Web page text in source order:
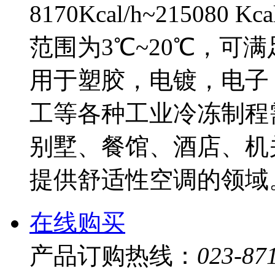
8170Kcal/h~215080
范围为3℃~20℃，可满
用于塑胶，电镀，电
工等各种工业冷冻制
别墅、餐馆、酒店、
提供舒适性空调的领域
在线购买
产品订购热线： 023-